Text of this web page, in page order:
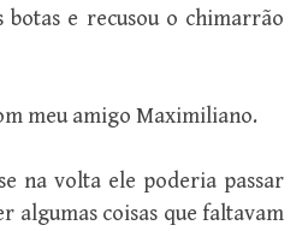
botas e recusou o chimarrão
meu amigo Maximiliano.
na volta ele poderia passar
algumas coisas que faltavam